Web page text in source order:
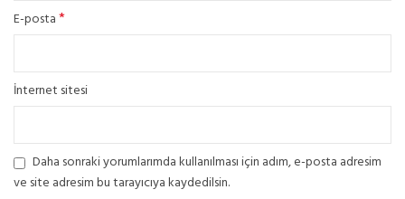
E-posta*
İnternet sitesi
Daha sonraki yorumlarımda kullanılması için adım, e-posta adresim
ve site adresim bu tarayıcıya kaydedilsin.